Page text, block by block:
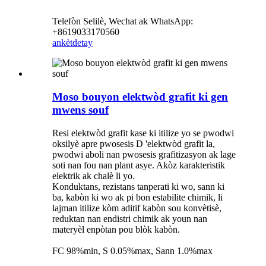
Telefòn Selilè, Wechat ak WhatsApp:
+8619033170560
ankètdetay
Moso bouyon elektwòd grafit ki gen
mwens souf
Resi elektwòd grafit kase ki itilize yo se pwodwi
oksilyè apre pwosesis D 'elektwòd grafit la,
pwodwi aboli nan pwosesis grafitizasyon ak lage
soti nan fou nan plant asye. Akòz karakteristik
elektrik ak chalè li yo.
Konduktans, rezistans tanperati ki wo, sann ki
ba, kabòn ki wo ak pi bon estabilite chimik, li
lajman itilize kòm aditif kabòn sou konvètisè,
reduktan nan endistri chimik ak youn nan
materyèl enpòtan pou blòk kabòn.
FC 98%min, S 0.05%max, Sann 1.0%max